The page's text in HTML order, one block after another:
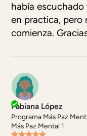
había
en practica, pero
comienza.
Fabiana López
Programa Más Paz
Más Paz Mental 1